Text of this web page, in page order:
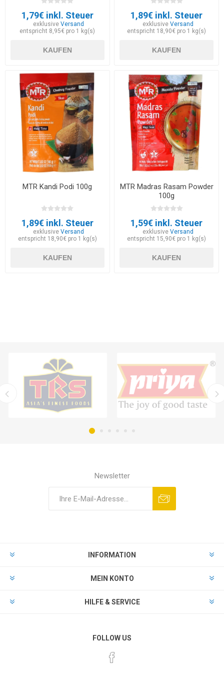
1,79€ inkl. Steuer
exklusiveVersand
entspricht 8,95€ pro 1 kg(s)
KAUFEN
1,89€ inkl. Steuer
exklusive Versand
entspricht 18,90€ pro 1 kg(s)
KAUFEN
MTR Kandi Podi 100g
1,89€ inkl. Steuer
exklusiveVersand
entspricht 18,90€ pro 1 kg(s)
KAUFEN
MTR Madras Rasam Powder
100g
1,59€ inkl. Steuer
exklusive Versand
entspricht 15,90€ pro 1 kg(s)
KAUFEN
Newsletter
INFORMATION
MEIN KONTO
HILFE & SERVICE
FOLLOW US